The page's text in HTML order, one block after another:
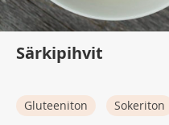
Särkipihvit
Gluteeniton Sokeriton